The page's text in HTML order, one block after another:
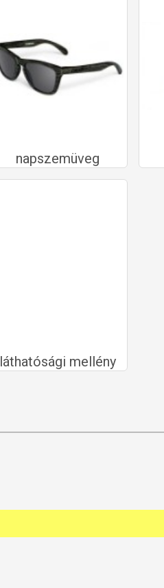
napszemüveg
láthatósági mellény